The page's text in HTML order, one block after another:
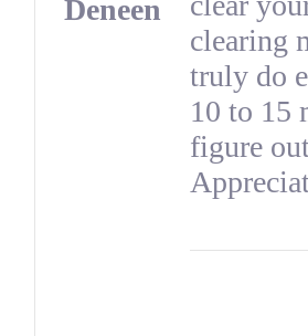
Deneen
clearing
truly do
10 to 15
figure